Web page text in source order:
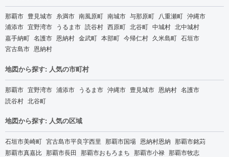
那覇市 豊見城市 糸満市 南風原町 南城市 与那原町 八重瀬町 沖縄市
浦添市 宜野湾市 うるま市 読谷村 西原町 北谷町 中城村 北中城村
嘉手納町 名護市 恩納村 金武町 本部町 今帰仁村 久米島町 石垣市
宮古島市 恩納村
地図から探す: 人気の市町村
那覇市 宜野湾市 浦添市 うるま市 沖縄市 豊見城市 恩納村 名護市
読谷村 北谷町
地図から探す: 人気の区域
石垣市美崎町 宮古島市平良字西里 那覇市国場 恩納村恩納 那覇市銘苅
那覇市真嘉比 那覇市長田 那覇市おもろまち 那覇市小禄 那覇市牧志